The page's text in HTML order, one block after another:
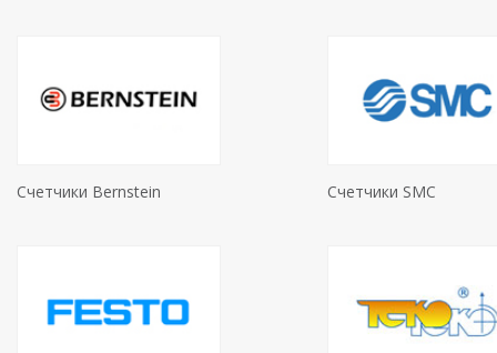
Счетчики Bernstein Счетчики SMC